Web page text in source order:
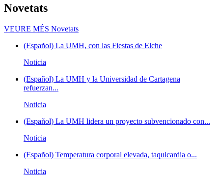
Novetats
VEURE MÉS Novetats
(Español) La UMH, con las Fiestas de Elche
Noticia
(Español) La UMH y la Universidad de Cartagena
refuerzan...
Noticia
(Español) La UMH lidera un proyecto subvencionado con...
Noticia
(Español) Temperatura corporal elevada, taquicardia o...
Noticia